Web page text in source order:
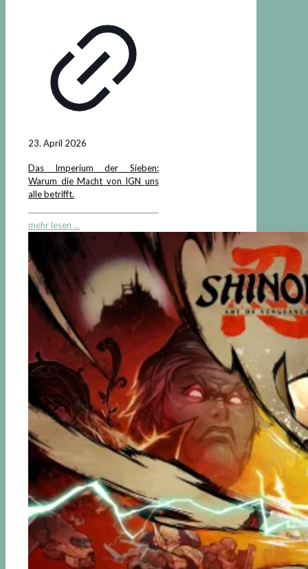
23. April 2026
Das Imperium der Sieben:
Warum die Macht von IGN uns
alle betrifft.
mehr lesen ...